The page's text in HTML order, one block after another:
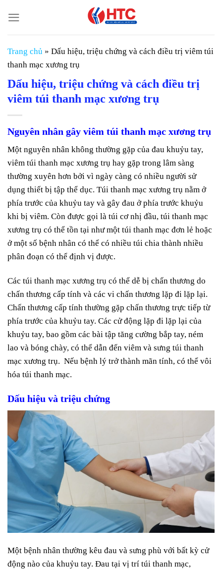
đến
nội
dung
Trang chủ » Dấu hiệu, triệu chứng và cách điều trị viêm túi
thanh mạc xương trụ
Dấu hiệu, triệu chứng và cách điều trị
viêm túi thanh mạc xương trụ
Nguyên nhân gây viêm túi thanh mạc xương trụ
Một nguyên nhân không thường gặp của đau khuỷu tay,
viêm túi thanh mạc xương trụ hay gặp trong lâm sàng
thường xuyên hơn bởi vì ngày càng có nhiều người sử
dụng thiết bị tập thể dục. Túi thanh mạc xương trụ nằm ở
phía trước của khuỷu tay và gây đau ở phía trước khuỷu
khi bị viêm. Còn được gọi là túi cơ nhị đầu, túi thanh mạc
xương trụ có thể tồn tại như một túi thanh mạc đơn lẻ hoặc
ở một số bệnh nhân có thể có nhiều túi chia thành nhiều
phân đoạn có thể định vị được.
Các túi thanh mạc xương trụ có thể dễ bị chấn thương do
chấn thương cấp tính và các vi chấn thương lặp đi lặp lại.
Chấn thương cấp tính thường gặp chấn thương trực tiếp từ
phía trước của khuỷu tay. Các cử động lặp đi lặp lại của
khuỷu tay, bao gồm các bài tập tăng cường bắp tay, ném
lao và bóng chày, có thể dẫn đến viêm và sưng túi thanh
mạc xương trụ. Nếu bệnh lý trở thành mãn tính, có thể vôi
hóa túi thanh mạc.
Dấu hiệu và triệu chứng
Một bệnh nhân thường kêu đau và sưng phù với bất kỳ cử
động nào của khuỷu tay. Đau tại vị trí túi thanh mạc,